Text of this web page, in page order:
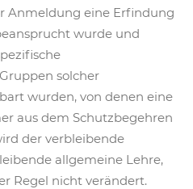
Anmeldung eine Erfindung
wurde und
solcher
wurden, von denen eine
aus dem Schutzbegehren
der verbleibende
allgemeine Lehre,
Regel nicht verändert.